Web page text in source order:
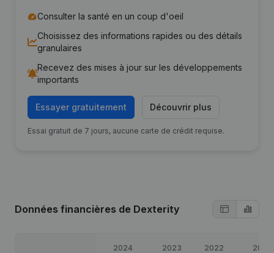
Consulter la santé en un coup d'oeil
Choisissez des informations rapides ou des détails
granulaires
Recevez des mises à jour sur les développements
importants
Essayer gratuitement Découvrir plus
Essai gratuit de 7 jours, aucune carte de crédit requise.
Données financières de Dexterity
2024 2023 2022 2021